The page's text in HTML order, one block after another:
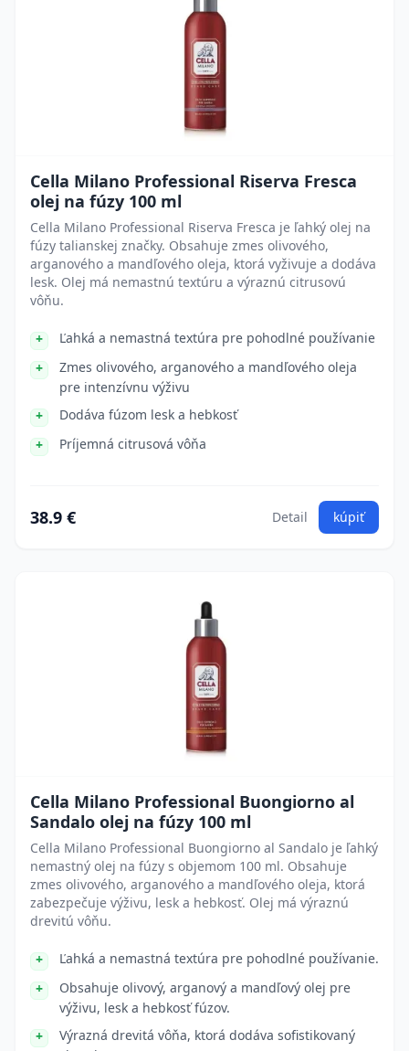
Cella Milano Professional Riserva Fresca
olej na fúzy 100 ml
Cella Milano Professional Riserva Fresca je ľahký olej na
fúzy talianskej značky. Obsahuje zmes olivového,
arganového a mandľového oleja, ktorá vyživuje a dodáva
lesk. Olej má nemastnú textúru a výraznú citrusovú
vôňu.
Ľahká a nemastná textúra pre pohodlné používanie
Zmes olivového, arganového a mandľového oleja
pre intenzívnu výživu
Dodáva fúzom lesk a hebkosť
Príjemná citrusová vôňa
38.9 € Detail kúpiť
Cella Milano Professional Buongiorno al
Sandalo olej na fúzy 100 ml
Cella Milano Professional Buongiorno al Sandalo je ľahký
nemastný olej na fúzy s objemom 100 ml. Obsahuje
zmes olivového, arganového a mandľového oleja, ktorá
zabezpečuje výživu, lesk a hebkosť. Olej má výraznú
drevitú vôňu.
Ľahká a nemastná textúra pre pohodlné používanie.
Obsahuje olivový, arganový a mandľový olej pre
výživu, lesk a hebkosť fúzov.
Výrazná drevitá vôňa, ktorá dodáva sofistikovaný